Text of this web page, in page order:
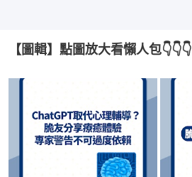
【圖輯】點圖放大看懶人包👇👇👇